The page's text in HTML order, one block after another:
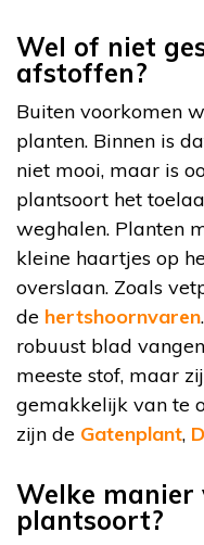
Wel of niet
afstoffen?
Buiten voorkomen
planten. Binnen is
niet mooi, maar is
plantsoort het
weghalen. Planten
kleine haartjes op
overslaan. Zoals
de hertshoornvaren
robuust blad
meeste stof, maar
gemakkelijk van te
zijn de Gatenplant,
Welke
plantsoort?